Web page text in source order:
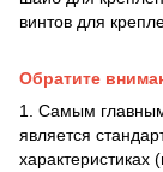
винтов для
Обратите
1. Самым
является
характеристиках